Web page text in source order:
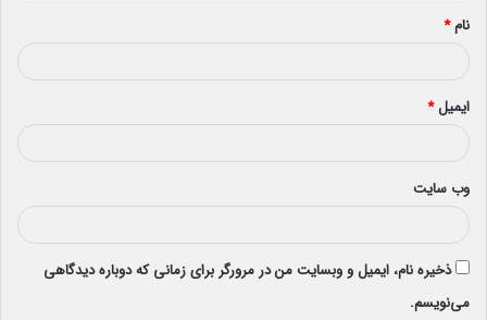
نام*
ایمیل*
وب‌ سایت
ذخیره نام، ایمیل و وبسایت من در مرورگر برای زمانی که دوباره دیدگاهی
می‌نویسم.